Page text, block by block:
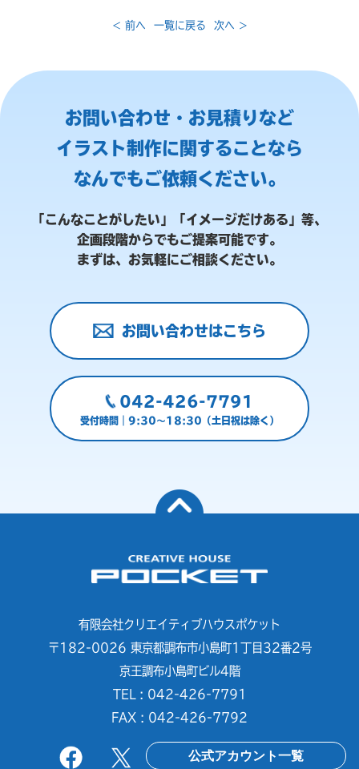
< 前へ 一覧に戻る 次へ >
お問い合わせ・お見積りなど
イラスト制作に関することなら
なんでもご依頼ください。
「こんなことがしたい」「イメージだけある」等、
企画段階からでもご提案可能です。
まずは、お気軽にご相談ください。
お問い合わせはこちら
042-426-7791
受付時間｜9:30～18:30（土日祝は除く）
有限会社クリエイティブハウスポケット
〒182-0026 東京都調布市小島町1丁目32番2号
京王調布小島町ビル4階
TEL : 042-426-7791
FAX : 042-426-7792
公式アカウント一覧